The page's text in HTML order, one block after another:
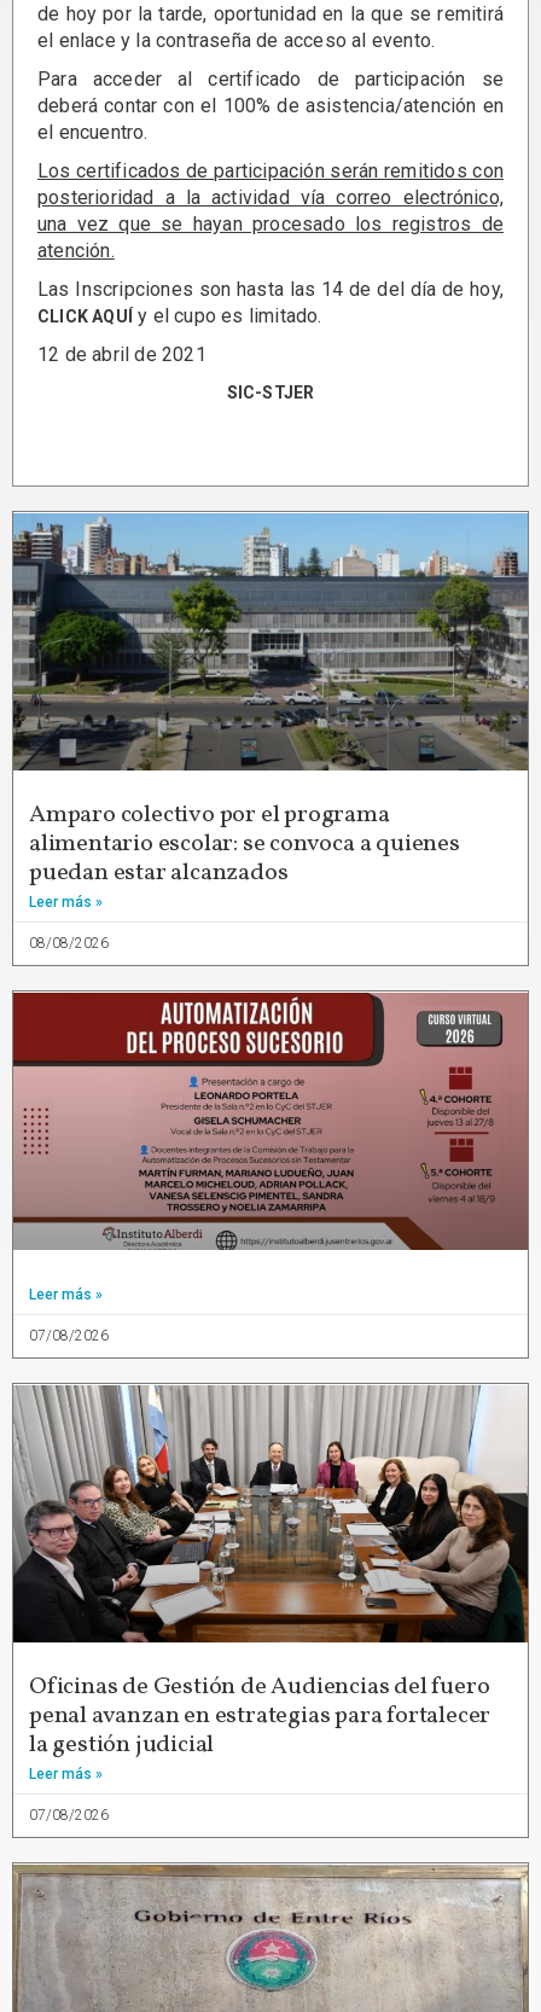
de hoy por la tarde, oportunidad en la que se remitirá
el enlace y la contraseña de acceso al evento.
Para acceder al certificado de participación se
deberá contar con el 100% de asistencia/atención en
el encuentro.
Los certificados de participación serán remitidos con
posterioridad a la actividad vía correo electrónico,
una vez que se hayan procesado los registros de
atención.
Las Inscripciones son hasta las 14 de del día de hoy,
CLICK AQUÍ y el cupo es limitado.
12 de abril de 2021
SIC-STJER
Amparo colectivo por el programa
alimentario escolar: se convoca a quienes
puedan estar alcanzados
Leer más »
08/08/2026
Leer más »
07/08/2026
Oficinas de Gestión de Audiencias del fuero
penal avanzan en estrategias para fortalecer
la gestión judicial
Leer más »
07/08/2026